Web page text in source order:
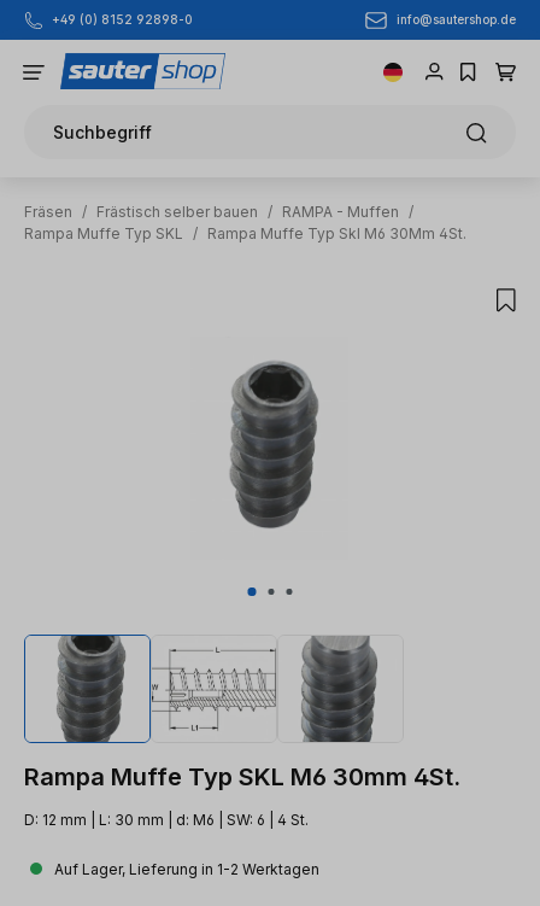
Zum Hauptinhalt springen
+49 (0) 8152 92898-0 info@sautershop.de
Suchbegriff
Fräsen / Frästisch selber bauen / RAMPA - Muffen
/
Rampa Muffe Typ SKL
/ Rampa Muffe Typ Skl M6 30Mm 4St.
Rampa Muffe Typ SKL M6 30mm 4St.
D: 12 mm | L: 30 mm | d: M6 | SW: 6 | 4 St.
Auf Lager, Lieferung in 1-2 Werktagen